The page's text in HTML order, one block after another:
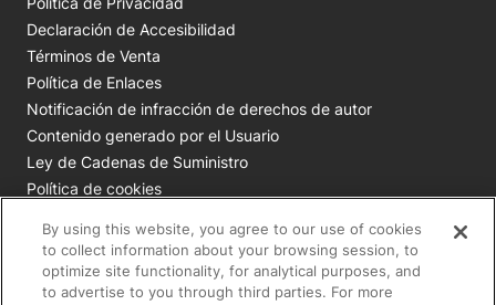
Declaración de Accesibilidad
Términos de Venta
Política de Enlaces
Notificación de infracción de derechos de autor
Contenido generado por el Usuario
Ley de Cadenas de Suministro
Política de cookies
Todas las marcas comerciales de Nestlé Purina son
propiedad de Société des Produits Nestlé S.A., Vevey, Suiza
By using this website, you agree to our use of cookies
to collect information about your browsing session, to
optimize site functionality, for analytical purposes, and
to advertise to you through third parties. For more